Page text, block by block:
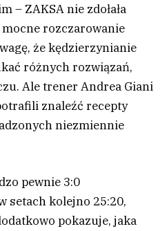
– ZAKSA nie zdołała
rozczarowanie
że kędzierzynianie
różnych rozwiązań,
Ale trener Andrea Giani
znaleźć recepty
niezmiennie
pewnie 3:0
setach kolejno 25:20,
pokazuje, jaka